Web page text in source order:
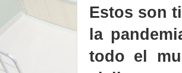
Estos son
la
todo el